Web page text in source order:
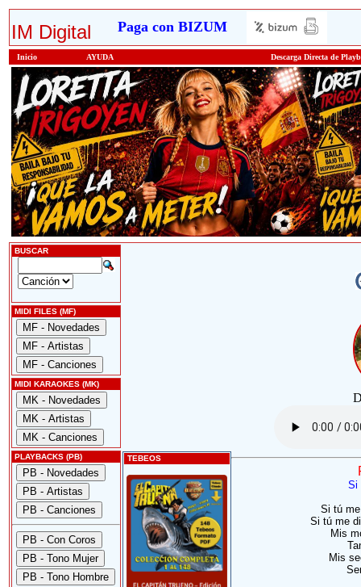
IM Digital Paga con BIZUM
Inicio AYUDA Descarga Directa de
BUSCAR
MIDI FILES (MF)
MIDI KARAOKES (MK)
PLAYBACKS (PB) TEBEOS
Si
Si tú
Si tú me
Mis
Mis